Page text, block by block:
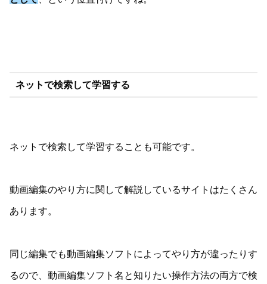
ネットで検索して学習する
ネットで検索して学習することも可能です。
動画編集のやり方に関して解説しているサイトはたくさん
あります。
同じ編集でも動画編集ソフトによってやり方が違ったりす
るので、動画編集ソフト名と知りたい操作方法の両方で検